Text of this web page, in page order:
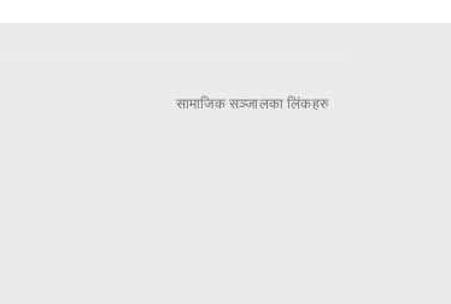
सामाजिक सञ्जालका लिंकहरु